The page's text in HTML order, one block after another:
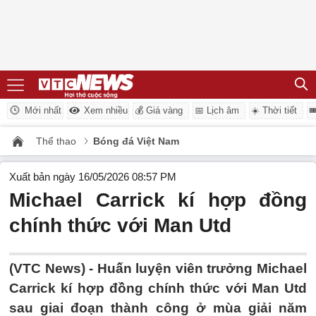
Mới nhất Xem nhiều 💰 Giá vàng 📅 Lịch âm ☀️ Thời tiết
Thể thao Bóng đá Việt Nam
Xuất bản ngày 16/05/2026 08:57 PM
Michael Carrick kí hợp đồng
chính thức với Man Utd
(VTC News) - Huấn luyện viên trưởng Michael
Carrick kí hợp đồng chính thức với Man Utd
sau giai đoạn thành công ở mùa giải năm